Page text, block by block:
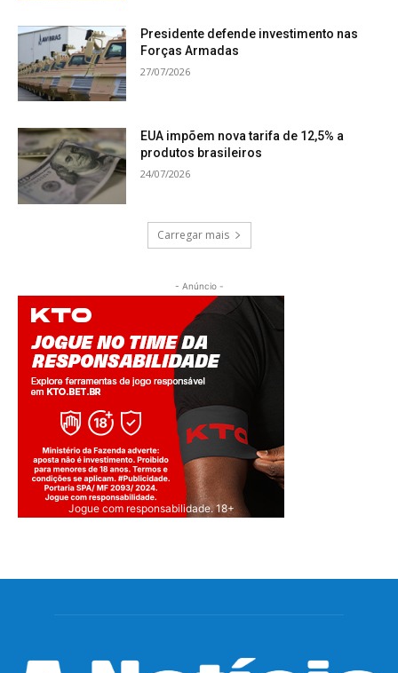
Presidente defende investimento nas
Forças Armadas
27/07/2026
EUA impõem nova tarifa de 12,5% a
produtos brasileiros
24/07/2026
Carregar mais
- Anúncio -
Jogue com responsabilidade. 18+